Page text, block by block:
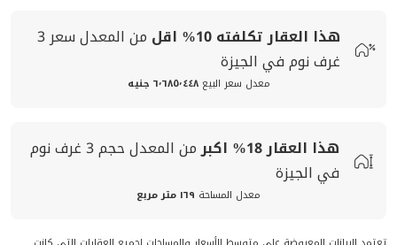
هذا العقار تكلفته10% اقل من المعدلسعر3
غرف نوم في الجيزة
معدل سعر البيع ٦٬٦٨٥٬٤٤٨ جنيه
هذا العقار18% اكبرمن المعدلحجم
3 غرف نوم
في الجيزة
معدل المساحة ١٦٩ متر مربع